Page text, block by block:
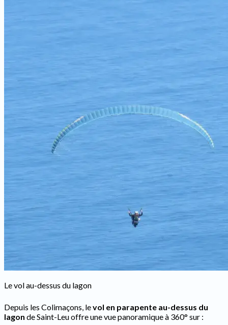
Le vol au-dessus du lagon
Depuis les Colimaçons, levol en parapente au-dessus du
lagon de Saint-Leu offre une vue panoramique à 360° sur :